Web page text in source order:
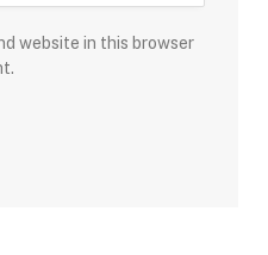
website in this browser